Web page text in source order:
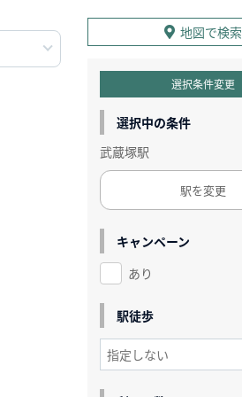
地図で検索
選択条件変更
選択中の条件
武蔵塚駅
駅を変更
キャンペーン
あり
駅徒歩